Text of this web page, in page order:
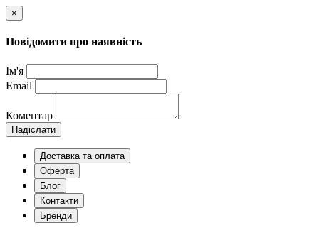
×
Повідомити про наявність
Ім'я
Email
Коментар
Надіслати
Доставка та оплата
Оферта
Блог
Контакти
Бренди